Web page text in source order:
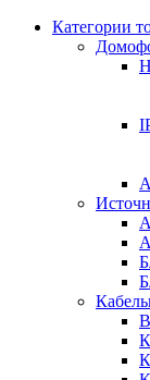
Категории